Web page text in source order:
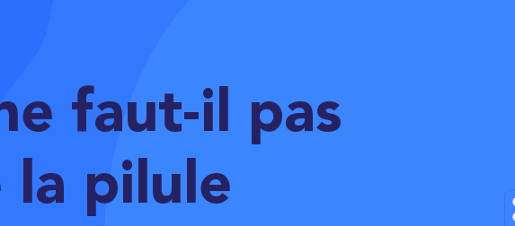
faut-il pas
la pilule